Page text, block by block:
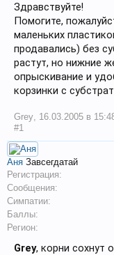
Здравствуйте!
Помогите,
маленьких
продавались) без
растут, но нижние
опрыскивание и
корзинки с
Grey, 16.03.2005 в
#1
Аня Завсегдатай
Регистрация:
Сообщения:
Симпатии:
Баллы:
Регион:
Grey, корни сохнут